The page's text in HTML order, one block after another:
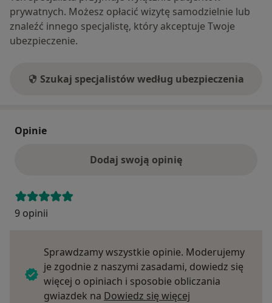
prywatnych. Możesz opłacić wizytę samodzielnie lub
znaleźć innego specjalistę, który akceptuje Twoje
ubezpieczenie.
Szukaj specjalistów według ubezpieczenia
Opinie
Dodaj swoją opinię
9 opinii
Sprawdzamy wszystkie opinie. Moderujemy
je zgodnie z naszymi zasadami, dowiedz się
więcej o opiniach i sposobie obliczania
gwiazdek na Dowiedz się więcej